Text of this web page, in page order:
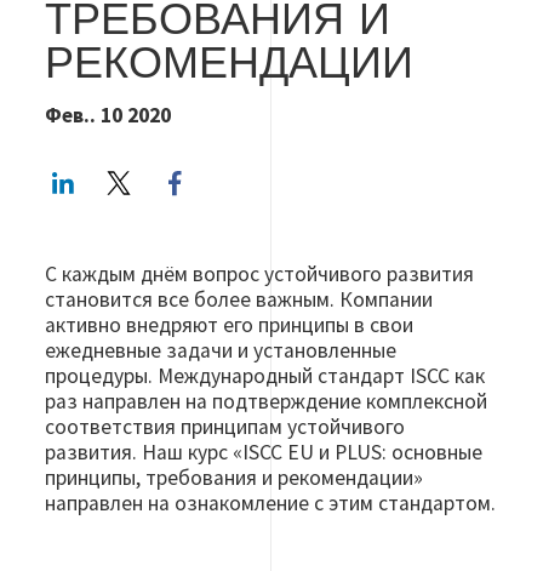
ТРЕБОВАНИЯ И
РЕКОМЕНДАЦИИ
Фев.. 10 2020
LinkedInTwitter
С каждым днём вопрос устойчивого развития
становится все более важным. Компании
активно внедряют его принципы в свои
ежедневные задачи и установленные
процедуры. Международный стандарт ISCC как
раз направлен на подтверждение комплексной
соответствия принципам устойчивого
развития. Наш курс «ISCC EU и PLUS: основные
принципы, требования и рекомендации»
направлен на ознакомление с этим стандартом.